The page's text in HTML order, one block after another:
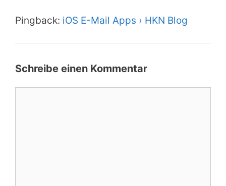
Pingback: iOS E-Mail Apps › HKN Blog
Schreibe einen Kommentar